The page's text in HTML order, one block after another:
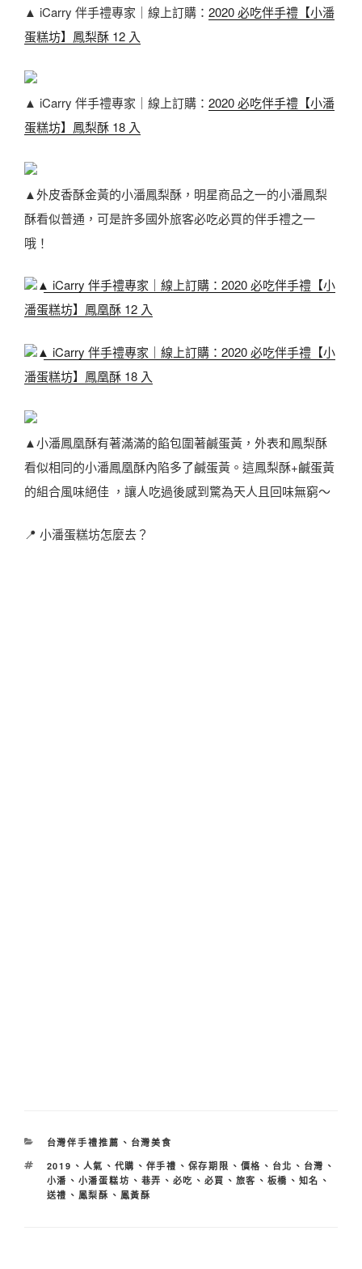
▲ iCarry 伴手禮專家｜線上訂購： 2020 必吃伴手禮【小潘
蛋糕坊】鳳梨酥 12 入
▲ iCarry 伴手禮專家｜線上訂購： 2020 必吃伴手禮【小潘
蛋糕坊】鳳梨酥 18 入
▲外皮香酥金黃的小潘鳳梨酥，明星商品之一的小潘鳳梨
酥看似普通，可是許多國外旅客必吃必買的伴手禮之一
哦！
▲ iCarry 伴手禮專家｜線上訂購： 2020 必吃伴手禮【小
潘蛋糕坊】鳳凰酥 12 入
▲ iCarry 伴手禮專家｜線上訂購： 2020 必吃伴手禮【小
潘蛋糕坊】鳳凰酥 18 入
▲小潘鳳凰酥有著滿滿的餡包圍著鹹蛋黃，外表和鳳梨酥
看似相同的小潘鳳凰酥內陷多了鹹蛋黃。這鳳梨酥+鹹蛋黃
的組合風味絕佳 ，讓人吃過後感到驚為天人且回味無窮～
📍 小潘蛋糕坊怎麼去？
分
台灣伴手禮推薦 、 台灣美食
標
籤
2019 、 人氣 、 代購 、 伴手禮 、 保存期限 、 價格 、 台北 、 台灣 、
小潘 、 小潘蛋糕坊 、 巷弄 、 必吃 、 必買 、 旅客 、 板橋 、 知名 、
送禮 、 鳳梨酥 、 鳳黃酥